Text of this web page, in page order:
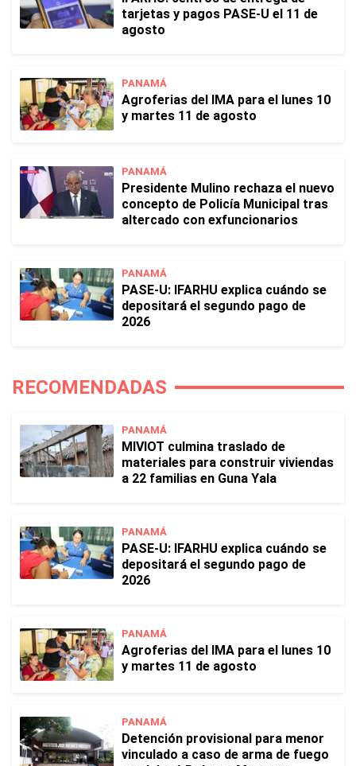
tarjetas y pagos PASE-U el 11 de
agosto
PANAMÁ
Agroferias del IMA para el lunes 10
y martes 11 de agosto
PANAMÁ
Presidente Mulino rechaza el nuevo
concepto de Policía Municipal tras
altercado con exfuncionarios
PANAMÁ
PASE-U: IFARHU explica cuándo se
depositará el segundo pago de
2026
RECOMENDADAS
PANAMÁ
MIVIOT culmina traslado de
materiales para construir viviendas
a 22 familias en Guna Yala
PANAMÁ
PASE-U: IFARHU explica cuándo se
depositará el segundo pago de
2026
PANAMÁ
Agroferias del IMA para el lunes 10
y martes 11 de agosto
PANAMÁ
Detención provisional para menor
vinculado a caso de arma de fuego